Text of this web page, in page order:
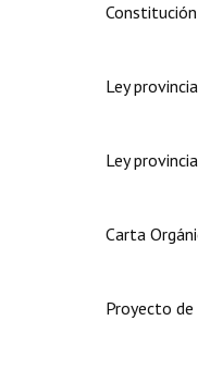
Ley
Ley
Carta
Proyecto